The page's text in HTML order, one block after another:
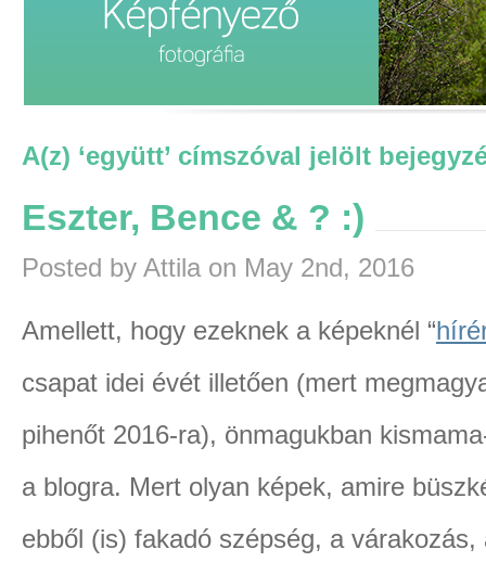
A(z) ‘együtt’ címszóval jelölt
Eszter, Bence & ? :)
Posted by Attila on May 2nd, 2016
Amellett, hogy ezeknek a képeknél “
csapat idei évét illetően (mert
pihenőt 2016-ra), önmagukban
a blogra. Mert olyan képek, amire
ebből (is) fakadó szépség, a